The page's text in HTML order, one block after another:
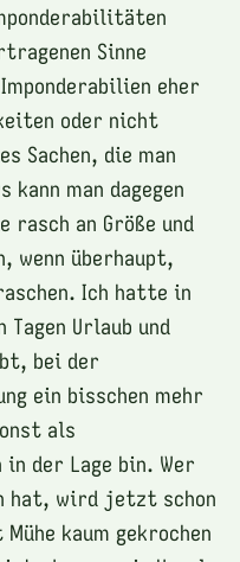
Sinne
eher
oder nicht
Sachen, die man
kann man dagegen
rasch an Größe und
wenn überhaupt,
Ich hatte in
Urlaub und
bei der
ein bisschen mehr
als
der Lage bin. Wer
hat, wird jetzt schon
kaum gekrochen